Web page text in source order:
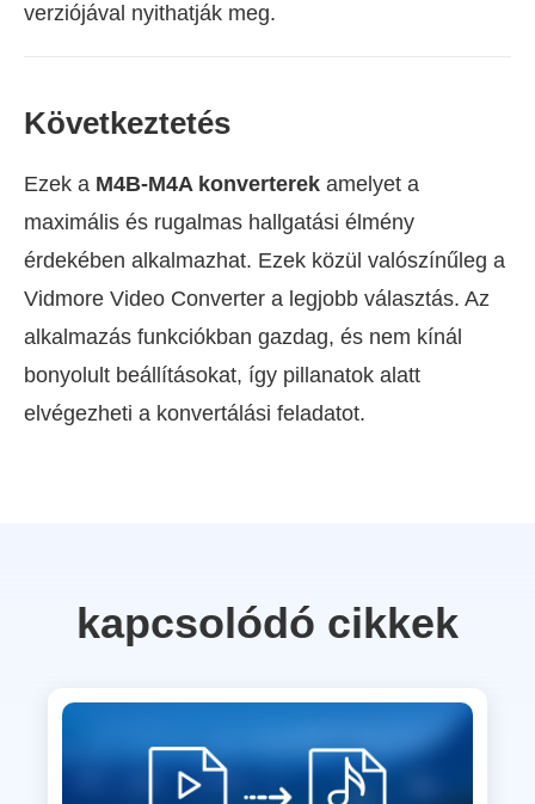
verziójával nyithatják meg.
Következtetés
Ezek a M4B-M4A konverterek amelyet a
maximális és rugalmas hallgatási élmény
érdekében alkalmazhat. Ezek közül valószínűleg a
Vidmore Video Converter a legjobb választás. Az
alkalmazás funkciókban gazdag, és nem kínál
bonyolult beállításokat, így pillanatok alatt
elvégezheti a konvertálási feladatot.
kapcsolódó cikkek